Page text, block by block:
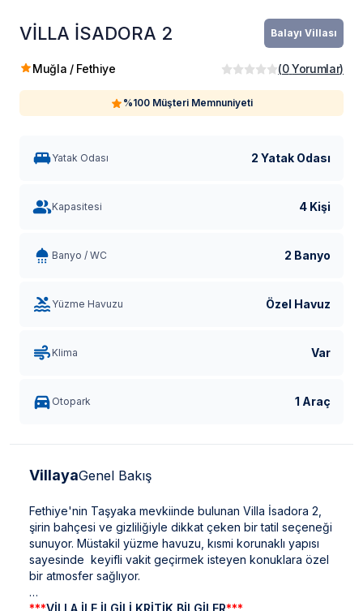
VİLLA İSADORA 2 Balayı Villası
Muğla / Fethiye (0 Yorumlar)
%100 Müşteri Memnuniyeti
Yatak Odası 2 Yatak Odası
Kapasitesi 4 Kişi
Banyo / WC 2 Banyo
Yüzme Havuzu Özel Havuz
Klima Var
Otopark 1 Araç
VillayaGenel Bakış
Fethiye'nin Taşyaka mevkiinde bulunan Villa İsadora 2,
şirin bahçesi ve gizliliğiyle dikkat çeken bir tatil seçeneği
sunuyor. Müstakil yüzme havuzu, kısmi korunaklı yapısı
sayesinde keyifli vakit geçirmek isteyen konuklara özel
bir atmosfer sağlıyor.
***VİLLA İLE İLGİLİ KRİTİK BİLGİLER***